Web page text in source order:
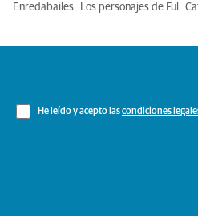
Enredabailes Los personajes de Ful
He leído y acepto lascondiciones